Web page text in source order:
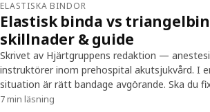
ELASTISKA BINDOR
Elastisk binda vs
skillnader & guide
Skrivet av Hjärtgruppens redaktion —
instruktörer inom prehospital akutsjukvård. I
situation är rätt bandage avgörande. Ska du
7 min läsning